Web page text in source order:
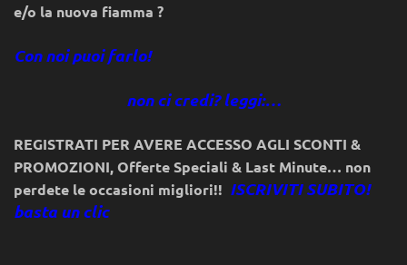
e/o la nuova fiamma ?
Con noi puoi farlo!
non ci credi? leggi:…
REGISTRATI PER AVERE ACCESSO AGLI SCONTI &
PROMOZIONI,Offerte Speciali & Last Minute… non
perdete le occasioni migliori!! ISCRIVITI SUBITO!
basta un clic